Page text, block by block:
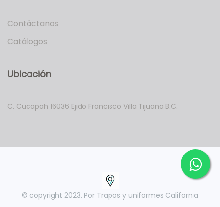
Contáctanos
Catálogos
Ubicación
C. Cucapah 16036 Ejido Francisco Villa Tijuana B.C.
© copyright 2023. Por Trapos y uniformes California